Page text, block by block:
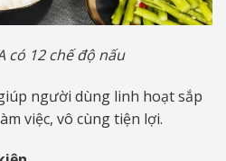
có 12 chế độ nấu
người dùng linh hoạt sắp
việc, vô cùng tiện lợi.